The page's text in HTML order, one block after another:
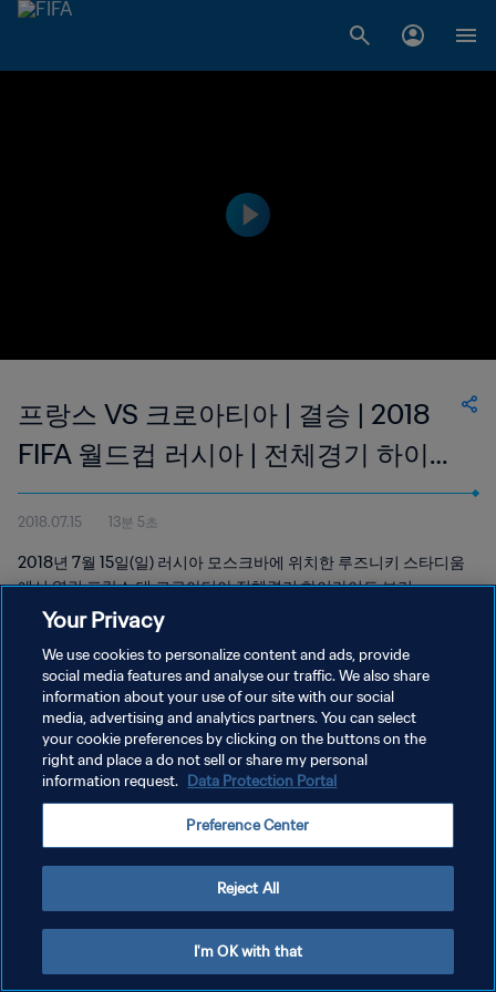
프랑스 VS 크로아티아 | 결승 | 2018
FIFA 월드컵 러시아 | 전체경기 하이라
이트
2018.07.15 13분 5초
2018년 7월 15일(일) 러시아 모스크바에 위치한 루즈니키 스타디움
에서 열린 프랑스 대 크로아티아 전체경기 하이라이트 보기
개인정보 보호정책
서비스 약관
쿠키 기본 설정 관리
Your Privacy
We use cookies to personalize content and ads, provide
social media features and analyse our traffic. We also share
information about your use of our site with our social
media, advertising and analytics partners. You can select
your cookie preferences by clicking on the buttons on the
right and place a do not sell or share my personal
information request. Data Protection Portal
Preference Center
Reject All
I'm OK with that